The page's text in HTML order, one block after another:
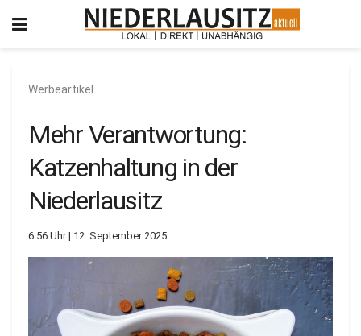
Werbeartikel
Mehr Verantwortung:
Katzenhaltung in der
Niederlausitz
6:56 Uhr | 12. September 2025